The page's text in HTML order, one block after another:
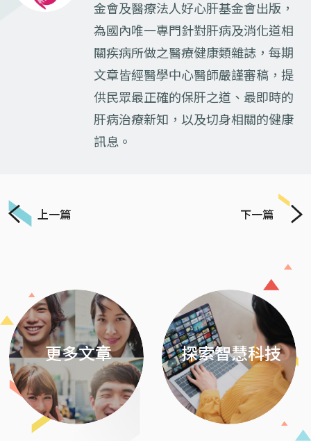
金會及醫療法人好心肝基金會出版，
為國內唯一專門針對肝病及消化道相
關疾病所做之醫療健康類雜誌，每期
文章皆經醫學中心醫師嚴謹審稿，提
供民眾最正確的保肝之道、最即時的
肝病治療新知，以及切身相關的健康
訊息。
上一篇 下一篇
更多文章 探索智慧科技